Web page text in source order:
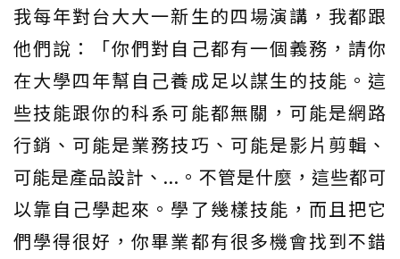
我每年對台大大一新生的四場演講，我都跟
他們說：「你們對自己都有一個義務，請你
在大學四年幫自己養成足以謀生的技能。這
些技能跟你的科系可能都無關，可能是網路
行銷、可能是業務技巧、可能是影片剪輯、
可能是產品設計、...。不管是什麼，這些都可
以靠自己學起來。學了幾樣技能，而且把它
們學得很好，你畢業都有很多機會找到不錯